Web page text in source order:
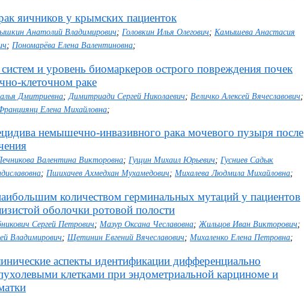
яичников у крымских пациенток
Анатолий Владимирович; Головкин Илья Олегович ; Камышева Анастасия
; Пономарёва Елена Валентиновна;
и уровень биомаркеров острого повреждения почек
клеточном раке
Дмитриевна; Димитриади Сергей Николаевич ; Величко Алексей Вячеславович ;
Елена Михайловна;
немышечно-инвазивного рака мочевого пузыря после
Валентина Викторовна; Гущин Михаил Юрьевич; Гусниев Садык
; Пшихачев Ахмедхан Мухамедович; Михалева Людмила Михайловна;
количеством герминальных мутаций у пациентов
оболочки ротовой полости
Сергей Петрович ; Мазур Оксана Чеславовна; Жильцов Иван Викторович ;
Владимирович ; Щетинин Евгений Вячеславович ; Михаленко Елена Петровна;
аспекты идентификации дифференциально
клетками при эндометриальной карциноме и